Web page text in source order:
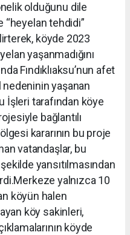
olduğunu dile
“heyelan tehdidi”
köyde 2023
yaşanmadığını
Fındıklıaksu’nun afet
yaşanan
İşleri tarafından köye
bağlantılı
kararının bu proje
vatandaşlar, bu
yansıtılmasından
yalnızca 10
köyün halen
köy sakinleri,
köyde